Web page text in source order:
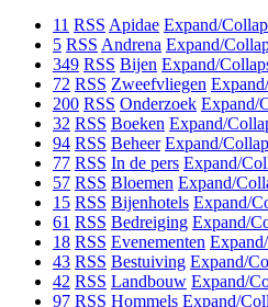
11 RSS Apidae Expand/
5 RSS Andrena Expand/
349 RSS Bijen Expand/
72 RSS Zweefvliegen
200 RSS Onderzoek Expand/
32 RSS Boeken Expand/
94 RSS Beheer Expand/
77 RSS In de pers Expand/
57 RSS Bloemen Expand/
15 RSS Bijenhotels Expand/
61 RSS Bedreiging Expand/
18 RSS Evenementen
43 RSS Bestuiving Expand/
42 RSS Landbouw Expand/
97 RSS Hommels Expand/